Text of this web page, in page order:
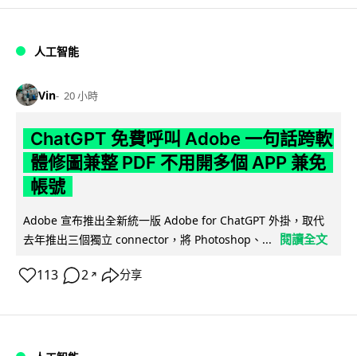
人工智能
Vin 20 小時
ChatGPT 免費呼叫 Adobe 一句話跨軟
體修圖兼整 PDF 不用開多個 APP 兼免
帳號
Adobe 宣布推出全新統一版 Adobe for ChatGPT 外掛，取代
去年推出三個獨立 connector，將 Photoshop、...
閱讀全文
113 2 ↗ 分享